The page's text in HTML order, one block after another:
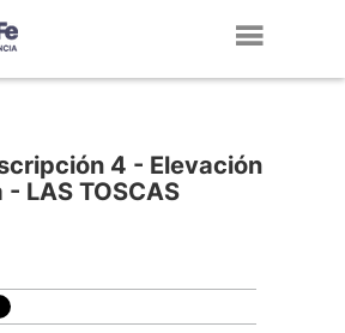
4 - Elevación
LAS TOSCAS